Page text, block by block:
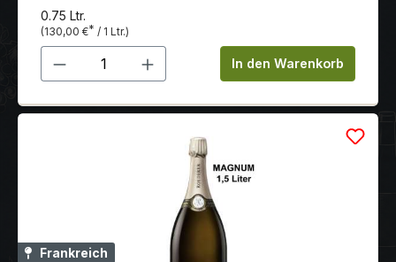
0.75 Ltr.
(130,00 €* / 1 Ltr.)
Produkt Anzahl: Gib denIn den Warenkorb
Frankreich